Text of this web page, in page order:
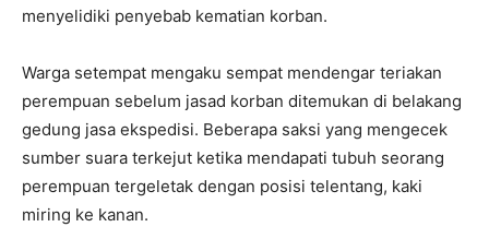
menyelidiki penyebab kematian korban.
Warga setempat mengaku sempat mendengar teriakan
perempuan sebelum jasad korban ditemukan di belakang
gedung jasa ekspedisi. Beberapa saksi yang mengecek
sumber suara terkejut ketika mendapati tubuh seorang
perempuan tergeletak dengan posisi telentang, kaki
miring ke kanan.